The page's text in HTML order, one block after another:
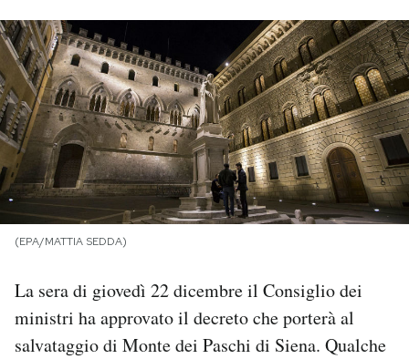
Economia
Sport
Altrecose
Mondiali calcio 2026
PODCAST
NEWSLETTER
SHOP
(EPA/MATTIA SEDDA)
La sera di giovedì 22 dicembre il Consiglio dei
ministri ha approvato il decreto che porterà al
salvataggio di Monte dei Paschi di Siena. Qualche